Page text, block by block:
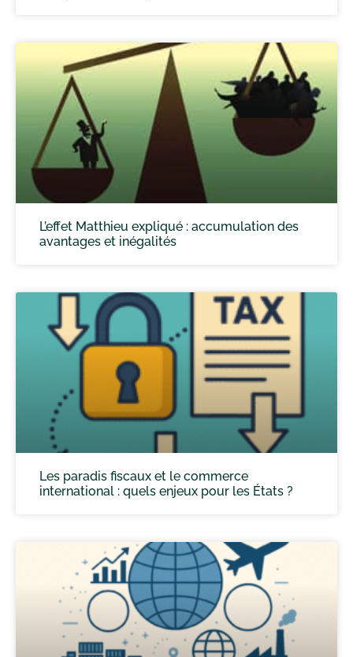
L’effet Matthieu expliqué : accumulation des
avantages et inégalités
Les paradis fiscaux et le commerce
international : quels enjeux pour les États ?